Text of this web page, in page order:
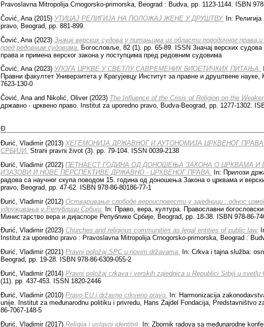
Pravoslavna Mitropolija Crnogorsko-primorska, Beograd : Budva, pp. 1123-1144. ISBN
Čović, Ana (2015) УТИ­ЦАЈ РЕ­ЛИ­ГИ­ЈА НА ПО­ЛО­ЖАЈ ЖЕ­НЕ У ДРУ­ШТВУ.
In:
pravo, Beograd, pp. 881-899.
Čović, Ana (2023) Значај верских судова у питањима из области породичног права
пред редовним судовима. Богословље, 82 (1). pp. 65-89. ISSN Значај верских
права и примена верског закона у поступцима пред редовним судовима
Čović, Ana(2023) УЛОГА ЦРКВЕ У СВЕТЛУ САВРЕМЕНИХ БИОЕТИЧКИХ ПИТАЊА.
Правни факултет Универзитета у Крагујевцу Институт за правне и друштвене
7623-130-0
Čović, Anaand Nikolić, Oliver(2023) The Influence of the Crisis of Religion on the
државно - црквено право. Institut za uporedno pravo, Budva-Beograd, pp. 1277-1302.
Đ
Đurić, Vladimir(2013) ХЕГЕМОНИЈА ДРЖАВНОГ И АУТОНОМИЈА ЦРКВЕНОГ
СРБИЈИ. Strani pravni život (3). pp. 79-104. ISSN 0039-2138
Đurić, Vladimir(2022) ПЕТНАЕСТ ГОДИНА ОД ДОНОШЕЊА ЗАКОНА О ЦРКВАМА И
ИЗАЗОВИ И НОВЕ ПЕРСПЕКТИВЕ ДРЖАВНО - ЦРКВЕНОГ ПРАВА.
In: Прилози
радова са научног скупа поводом 15. година од доношења Закона о црквама и
pravo, Beograd, pp. 47-62. ISBN 978-86-80186-77-1
Đurić, Vladimir(2012) Остваривање слободе вероисповести у заједници : однос
удруживања у Републици Србији. In: Право, вера, култура. Православни
Министарство вера и дијаспоре Републике Србије, Beograd, pp. 18-38. ISBN 978-86-
Đurić, Vladimir(2023) Churches and religious communities as legal entities of public law.
Institut za uporedno pravo : Pravoslavna Mitropolija Crnogorsko-primorska, Beograd :
Đurić, Vladimir(2021) Pravni položaj SPC u novim državama.
In: Crkva i tajna služba:
Beograd, pp. 19-28. ISBN 978-86-6309-055-2
Đurić, Vladimir(2014) Pravni položaj crkava i verskih zajednica u Republici Srbiji u svetlu
(11). pp. 437-453. ISSN 1820-2446
Đurić, Vladimir(2010) Pravo EU i državno crkveno pravo.
In: Harmonizacija
unije. Institut za međunarodnu politiku i privredu, Hans Zajdel Fondacija, Predstavništvo
86-7067-148-5
Đurić, Vladimir(2017) Religija i ustavni identitet. In: Zbornik radova sa međunarodne